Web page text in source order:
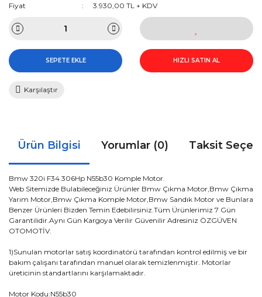
Fiyat
3.930,00 TL + KDV
SEPETE EKLE HIZLI SATIN AL
Karşılaştır
Ürün Bilgisi Yorumlar (0) Taksit
Bmw 320i F34 306Hp N55b30 Komple Motor.
Web Sitemizde Bulabileceğiniz Ürünler Bmw Çıkma Motor,Bmw Çıkma
Yarım Motor,Bmw Çıkma Komple Motor,Bmw Sandık Motor ve Bunlara
Benzer Ürünleri Bizden Temin Edebilirsiniz.Tüm Ürünlerimiz 7 Gün
Garantilidir.Aynı Gün Kargoya Verilir Güvenilir Adresiniz ÖZGÜVEN
OTOMOTİV.
1)Sunulan motorlar satış koordinatörü tarafından kontrol edilmiş ve bir
bakım çalışanı tarafından manuel olarak temizlenmiştir. Motorlar
üreticinin standartlarını karşılamaktadır.
Motor Kodu:N55b30